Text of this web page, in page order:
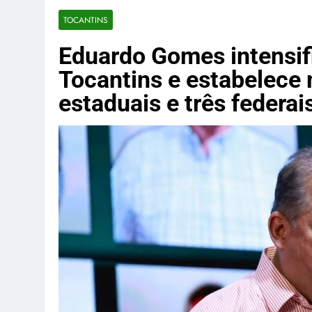
TJMS
Homem
2 Semanas Ago
SpaceX adia
2 Semanas Ago
doméstico
2 Semanas Ago
TOCANTINS
Eduardo Gomes
Tocantins e estabelece
estaduais e três